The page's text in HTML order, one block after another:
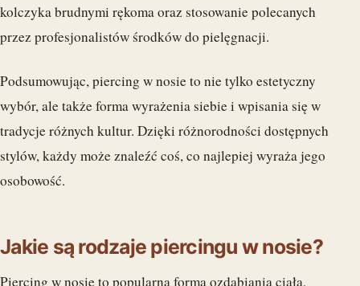
kolczyka brudnymi rękoma oraz stosowanie polecanych
przez profesjonalistów środków do pielęgnacji.
Podsumowując, piercing w nosie to nie tylko estetyczny
wybór, ale także forma wyrażenia siebie i wpisania się w
tradycje różnych kultur. Dzięki różnorodności dostępnych
stylów, każdy może znaleźć coś, co najlepiej wyraża jego
osobowość.
Jakie są rodzaje piercingu w nosie?
Piercing w nosie to popularna forma ozdabiania ciała,